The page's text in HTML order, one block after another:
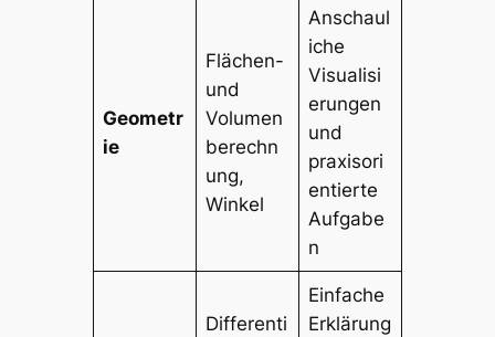
Geometr
ie
Flächen-
und
Volumen
berechn
ung,
Winkel
Anschaul
iche
Visualisi
erungen
und
praxisori
entierte
Aufgabe
n
Differenti
Einfache
Erklärung